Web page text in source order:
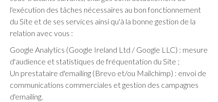
l'exécution des tâches nécessaires au bon fonctionnement
du Site et de ses services ainsi qu'à la bonne gestion de la
relation avec vous :
Google Analytics (Google Ireland Ltd / Google LLC) : mesure
d'audience et statistiques de fréquentation du Site ;
Un prestataire d'emailing (Brevo et/ou Mailchimp) : envoi de
communications commerciales et gestion des campagnes
d'emailing.